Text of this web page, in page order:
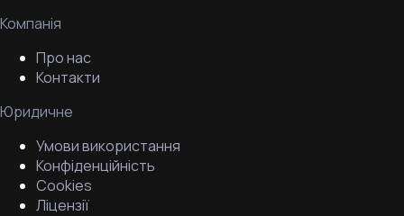
Компанія
Про нас
Контакти
Юридичне
Умови використання
Конфіденційність
Cookies
Ліцензії